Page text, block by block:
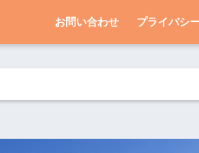
お問い合わせ プライバシ